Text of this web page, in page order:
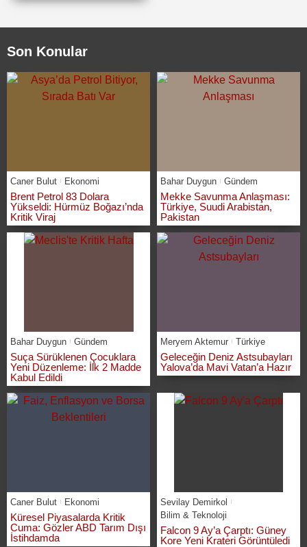
Son Konular
Caner Bulut Ekonomi
Brent Petrol 83 Dolara
Yükseldi: Hürmüz Boğazı’nda
Kritik Viraj
Bahar Duygun Gündem
Mekke Savunma Anlaşması:
Türkiye, Suudi Arabistan,
Pakistan
Bahar Duygun Gündem
Suça Sürüklenen Çocuklara
Yeni Düzenleme: İlk 2 Madde
Kabul Edildi
Meryem Aktemur Türkiye
Geleceğin Deniz Astsubayları
Yalova’da Mavi Vatan’a Hazır
Caner Bulut Ekonomi
Küresel Piyasalarda Kritik
Cuma: Gözler ABD Tarım Dışı
İstihdamda
Sevilay Demirkol
Bilim & Teknoloji
Falcon 9 Ay’a Çarptı: Güney
Kore Yeni Krateri Görüntüledi